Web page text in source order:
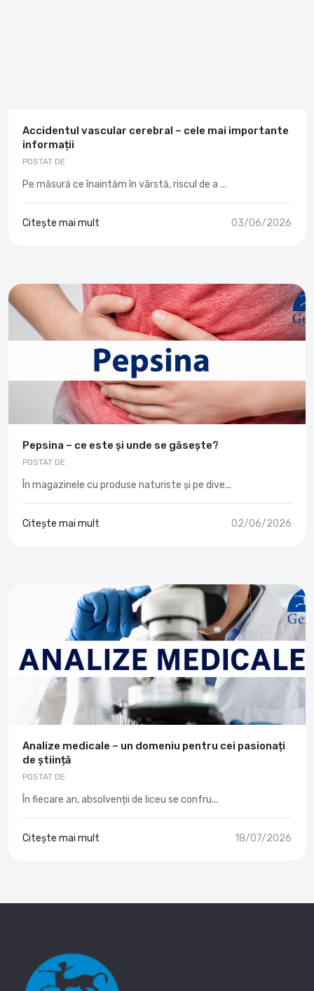
Accidentul vascular cerebral – cele mai importante
informații
POSTAT DE
Pe măsură ce înaintăm în vârstă, riscul de a ...
Citește mai mult 03/06/2026
Pepsina – ce este și unde se găsește?
POSTAT DE
În magazinele cu produse naturiste și pe dive...
Citește mai mult 02/06/2026
Analize medicale – un domeniu pentru cei pasionați
de știință
POSTAT DE
În fiecare an, absolvenții de liceu se confru...
Citește mai mult 18/07/2026